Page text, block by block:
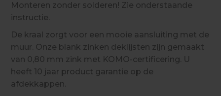
Monteren zonder solderen! Zie onderstaande
instructie.
De kraal zorgt voor een mooie aansluiting met de
muur. Onze blank zinken deklijsten zijn gemaakt
van 0,80 mm zink met KOMO-certificering. U
heeft 10 jaar product garantie op de
afdekkappen.